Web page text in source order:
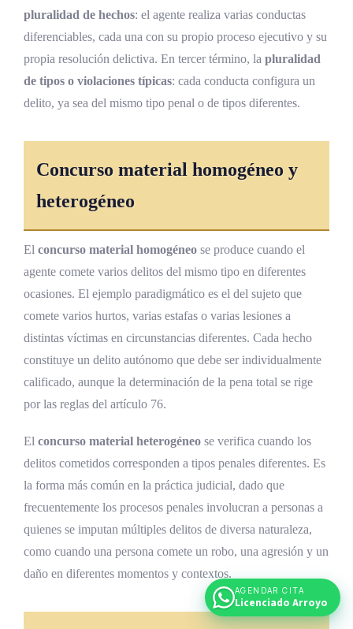
pluralidad de hechos: el agente realiza varias conductas
diferenciables, cada una con su propio proceso ejecutivo y su
propia resolución delictiva. En tercer término, la pluralidad
de tipos o violaciones típicas: cada conducta configura un
delito, ya sea del mismo tipo penal o de tipos diferentes.
Concurso material homogéneo y
heterogéneo
El concurso material homogéneo se produce cuando el
agente comete varios delitos del mismo tipo en diferentes
ocasiones. El ejemplo paradigmático es el del sujeto que
comete varios hurtos, varias estafas o varias lesiones a
distintas víctimas en circunstancias diferentes. Cada hecho
constituye un delito autónomo que debe ser individualmente
calificado, aunque la determinación de la pena total se rige
por las reglas del artículo 76.
El concurso material heterogéneo se verifica cuando los
delitos cometidos corresponden a tipos penales diferentes. Es
la forma más común en la práctica judicial, dado que
frecuentemente los procesos penales involucran a personas a
quienes se imputan múltiples delitos de diversa naturaleza,
como cuando una persona comete un robo, una agresión y un
daño en diferentes momentos y contextos.
AGENDAR CITA
Licenciado Arroyo